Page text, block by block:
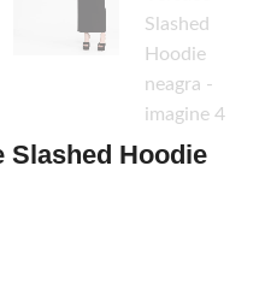
Slashed Hoodie